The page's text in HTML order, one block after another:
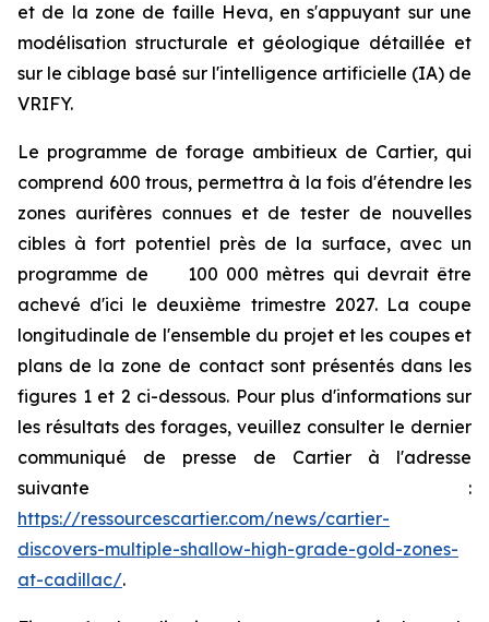
et de la zone de faille Heva, en s'appuyant sur une
modélisation structurale et géologique détaillée et
sur le ciblage basé sur l'intelligence artificielle (IA) de
VRIFY.
Le programme de forage ambitieux de Cartier, qui
comprend 600 trous, permettra à la fois d'étendre les
zones aurifères connues et de tester de nouvelles
cibles à fort potentiel près de la surface, avec un
programme de 100 000 mètres qui devrait être
achevé d'ici le deuxième trimestre 2027. La coupe
longitudinale de l'ensemble du projet et les coupes et
plans de la zone de contact sont présentés dans les
figures 1 et 2 ci-dessous. Pour plus d'informations sur
les résultats des forages, veuillez consulter le dernier
communiqué de presse de Cartier à l'adresse
suivante :
https://ressourcescartier.com/news/cartier-
discovers-multiple-shallow-high-grade-gold-zones-
at-cadillac/.